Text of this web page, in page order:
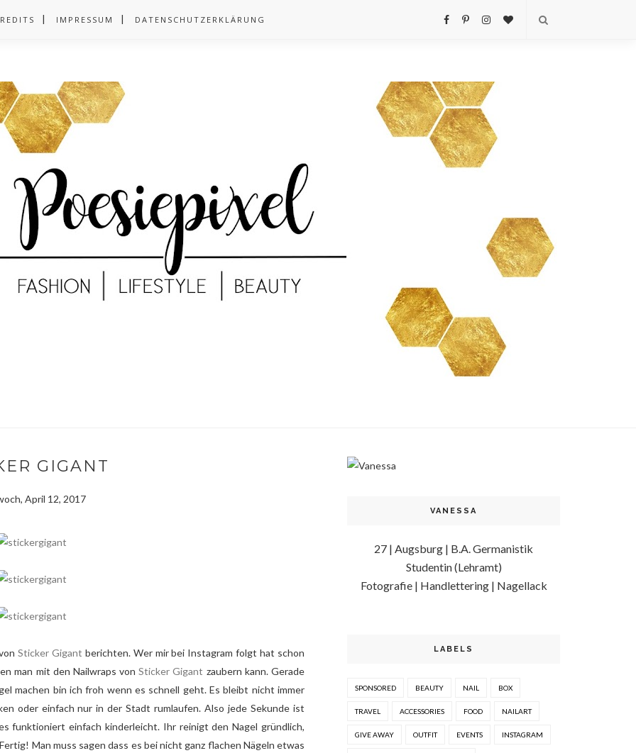
IMPRESSUM DATENSCHUTZERKLÄRUNG
GIGANT
April 12, 2017
Sticker Gigant berichten. Wer mir bei Instagram folgt hat schon
man mit den Nailwraps vonSticker Gigant zaubern kann. Gerade
machen bin ich froh wenn es schnell geht. Es bleibt nicht immer
oder einfach nur in der Stadt rumlaufen. Also jede Sekunde ist
funktioniert einfach kinderleicht. Ihr reinigt den Nagel gründlich,
Man muss sagen dass es bei nicht ganz flachen Nägeln etwas
VANESSA
27 | Augsburg | B.A. Germanistik
Studentin (Lehramt)
Fotografie | Handlettering | Nagellack
LABELS
SPONSORED BEAUTY NAIL BOX
TRAVEL ACCESSORIES FOOD NAILART
GIVE AWAY OUTFIT EVENTS INSTAGRAM